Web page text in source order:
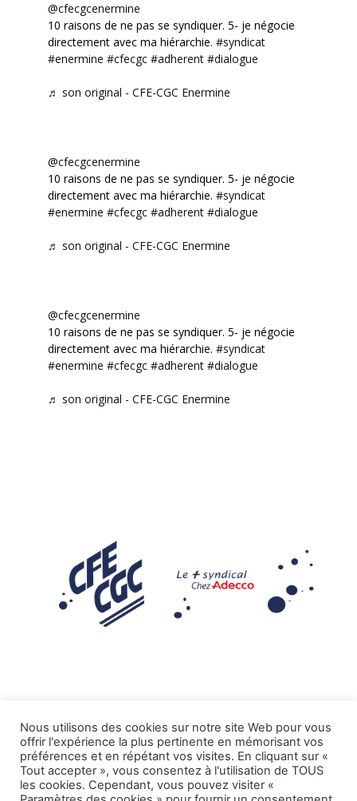
@cfecgcenermine
10 raisons de ne pas se syndiquer. 5- je négocie
directement avec ma hiérarchie. #syndicat
#enermine #cfecgc #adherent #dialogue
♬ son original - CFE-CGC Enermine
@cfecgcenermine
10 raisons de ne pas se syndiquer. 5- je négocie
directement avec ma hiérarchie. #syndicat
#enermine #cfecgc #adherent #dialogue
♬ son original - CFE-CGC Enermine
@cfecgcenermine
10 raisons de ne pas se syndiquer. 5- je négocie
directement avec ma hiérarchie. #syndicat
#enermine #cfecgc #adherent #dialogue
♬ son original - CFE-CGC Enermine
Mentions légales
Tous droits réservés CFE-CGC ADECCO.
Nous utilisons des cookies sur notre site Web pour vous
offrir l'expérience la plus pertinente en mémorisant vos
préférences et en répétant vos visites. En cliquant sur «
Tout accepter », vous consentez à l'utilisation de TOUS
les cookies. Cependant, vous pouvez visiter «